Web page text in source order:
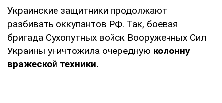
Украинские защитники продолжают
разбивать оккупантов РФ. Так, боевая
бригада Сухопутных войск Вооруженных Сил
Украины уничтожила очередную колонну
вражеской техники.